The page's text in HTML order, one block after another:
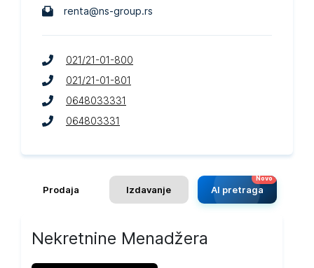
renta@ns-group.rs
021/21-01-800
021/21-01-801
0648033331
064803331
Prodaja Izdavanje AI pretraga
Nekretnine Menadžera